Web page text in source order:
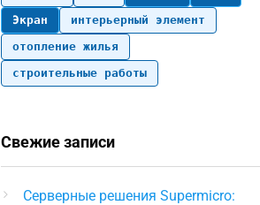
Экран
интерьерный элемент
отопление жилья
строительные работы
Свежие записи
Серверные решения Supermicro: